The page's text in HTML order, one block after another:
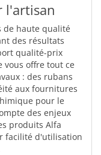
l'artisan
de haute qualité
des résultats
qualité-prix
offre tout ce
: des rubans
aux fournitures
pour le
des enjeux
produits Alfa
facilité d'utilisation